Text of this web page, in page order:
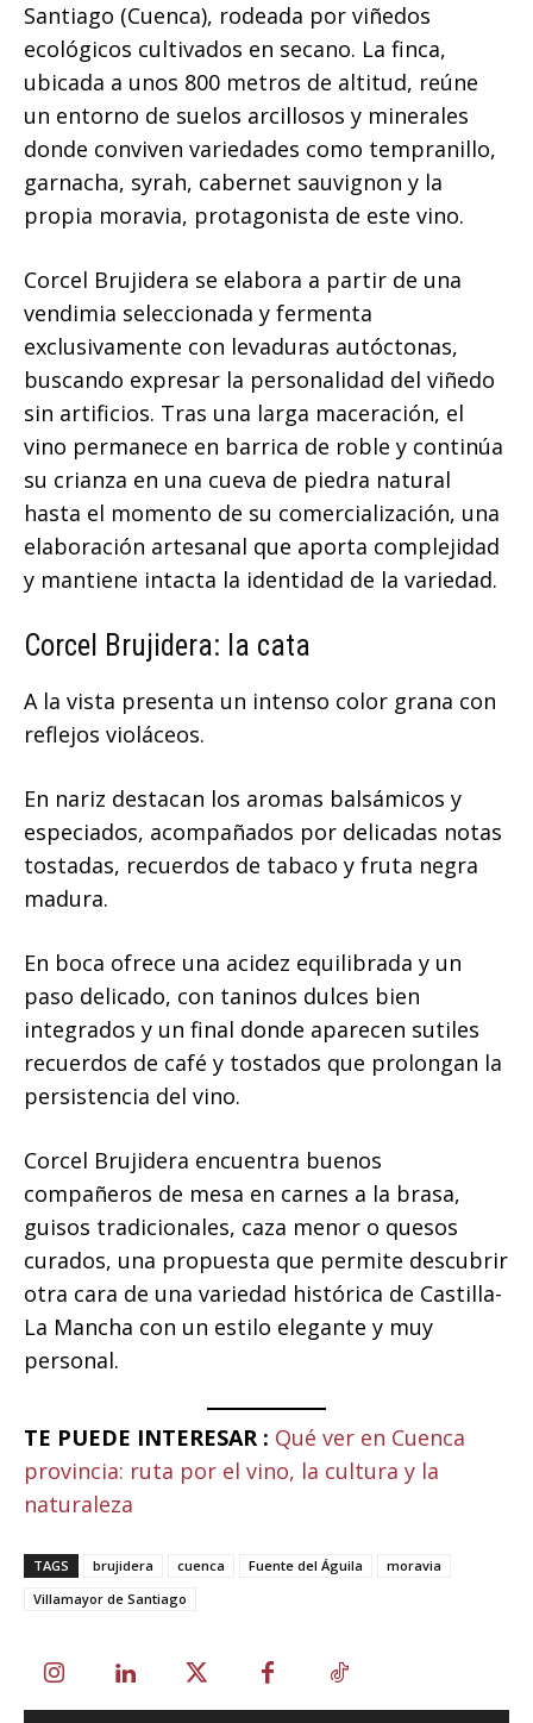
Santiago (Cuenca), rodeada por viñedos
ecológicos cultivados en secano. La finca,
ubicada a unos 800 metros de altitud, reúne
un entorno de suelos arcillosos y minerales
donde conviven variedades como tempranillo,
garnacha, syrah, cabernet sauvignon y la
propia moravia, protagonista de este vino.
Corcel Brujidera se elabora a partir de una
vendimia seleccionada y fermenta
exclusivamente con levaduras autóctonas,
buscando expresar la personalidad del viñedo
sin artificios. Tras una larga maceración, el
vino permanece en barrica de roble y continúa
su crianza en una cueva de piedra natural
hasta el momento de su comercialización, una
elaboración artesanal que aporta complejidad
y mantiene intacta la identidad de la variedad.
Corcel Brujidera: la cata
A la vista presenta un intenso color grana con
reflejos violáceos.
En nariz destacan los aromas balsámicos y
especiados, acompañados por delicadas notas
tostadas, recuerdos de tabaco y fruta negra
madura.
En boca ofrece una acidez equilibrada y un
paso delicado, con taninos dulces bien
integrados y un final donde aparecen sutiles
recuerdos de café y tostados que prolongan la
persistencia del vino.
Corcel Brujidera encuentra buenos
compañeros de mesa en carnes a la brasa,
guisos tradicionales, caza menor o quesos
curados, una propuesta que permite descubrir
otra cara de una variedad histórica de Castilla-
La Mancha con un estilo elegante y muy
personal.
TE PUEDE INTERESAR : Qué ver en Cuenca
provincia: ruta por el vino, la cultura y la
naturaleza
TAGS brujidera cuenca Fuente del Águila
moravia
Villamayor de Santiago